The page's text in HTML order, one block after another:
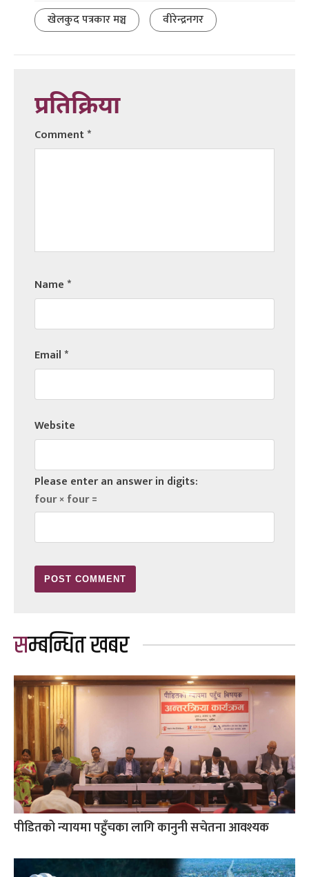
खेलकुद पत्रकार मञ्च वीरेन्द्रनगर
प्रतिक्रिया
Comment*
Name*
Email*
Website
Please enter an answer in digits:
four × four =
सम्बन्धित खबर
पीडितको न्यायमा पहुँचका लागि कानुनी सचेतना आवश्यक